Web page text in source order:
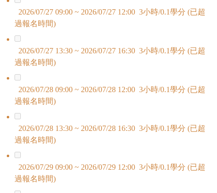
2026/07/27 09:00 ~ 2026/07/27 12:00 3小時/0.1學分 (已超
過報名時間)
2026/07/27 13:30 ~ 2026/07/27 16:30 3小時/0.1學分 (已超
過報名時間)
2026/07/28 09:00 ~ 2026/07/28 12:00 3小時/0.1學分 (已超
過報名時間)
2026/07/28 13:30 ~ 2026/07/28 16:30 3小時/0.1學分 (已超
過報名時間)
2026/07/29 09:00 ~ 2026/07/29 12:00 3小時/0.1學分 (已超
過報名時間)